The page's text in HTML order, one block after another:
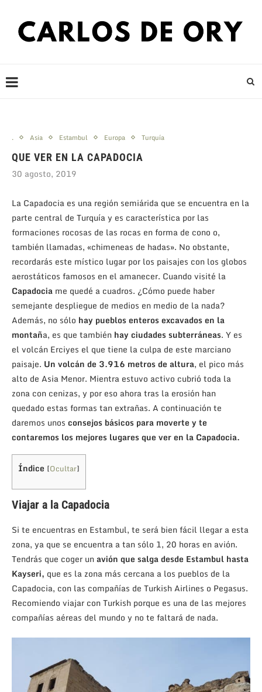
. Asia Estambul Europa Turquía
QUE VER EN LA CAPADOCIA
30 agosto, 2019
La Capadocia es una región semiárida que se encuentra en la
parte central de Turquía y es característica por las
formaciones rocosas de las rocas en forma de cono o,
también llamadas, «chimeneas de hadas». No obstante,
recordarás este místico lugar por los paisajes con los globos
aerostáticos famosos en el amanecer. Cuando visité la
Capadocia me quedé a cuadros. ¿Cómo puede haber
semejante despliegue de medios en medio de la nada?
Además, no sólo hay pueblos enteros excavados en la
montaña, es que también hay ciudades subterráneas. Y es
el volcán Erciyes el que tiene la culpa de este marciano
paisaje. Un volcán de 3.916 metros de altura, el pico más
alto de Asia Menor. Mientra estuvo activo cubrió toda la
zona con cenizas, y por eso ahora tras la erosión han
quedado estas formas tan extrañas. A continuación te
daremos unos consejos básicos para moverte y te
contaremos los mejores lugares que ver en la Capadocia.
Índice [Ocultar]
Viajar a la Capadocia
Si te encuentras en Estambul, te será bien fácil llegar a esta
zona, ya que se encuentra a tan sólo 1, 20 horas en avión.
Tendrás que coger unavión que salga desde Estambul hasta
Kayseri, que es la zona más cercana a los pueblos de la
Capadocia, con las compañías de Turkish Airlines o Pegasus.
Recomiendo viajar con Turkish porque es una de las mejores
compañías aéreas del mundo y no te faltará de nada.